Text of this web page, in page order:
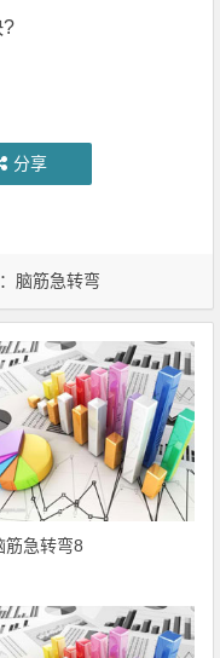
?
分享
脑筋急转弯
筋急转弯8